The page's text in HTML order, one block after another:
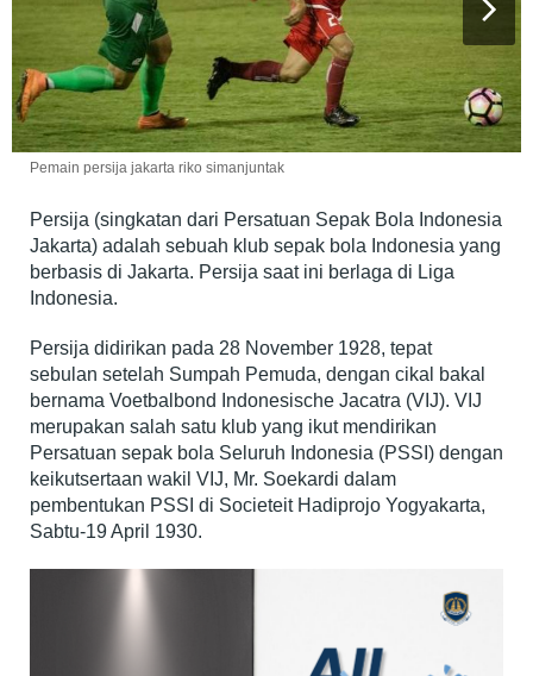
Pemain persija jakarta riko simanjuntak
Persija (singkatan dari Persatuan Sepak Bola Indonesia
Jakarta) adalah sebuah klub sepak bola Indonesia yang
berbasis di Jakarta. Persija saat ini berlaga di Liga
Indonesia.
Persija didirikan pada 28 November 1928, tepat
sebulan setelah Sumpah Pemuda, dengan cikal bakal
bernama Voetbalbond Indonesische Jacatra (VIJ). VIJ
merupakan salah satu klub yang ikut mendirikan
Persatuan sepak bola Seluruh Indonesia (PSSI) dengan
keikutsertaan wakil VIJ, Mr. Soekardi dalam
pembentukan PSSI di Societeit Hadiprojo Yogyakarta,
Sabtu-19 April 1930.